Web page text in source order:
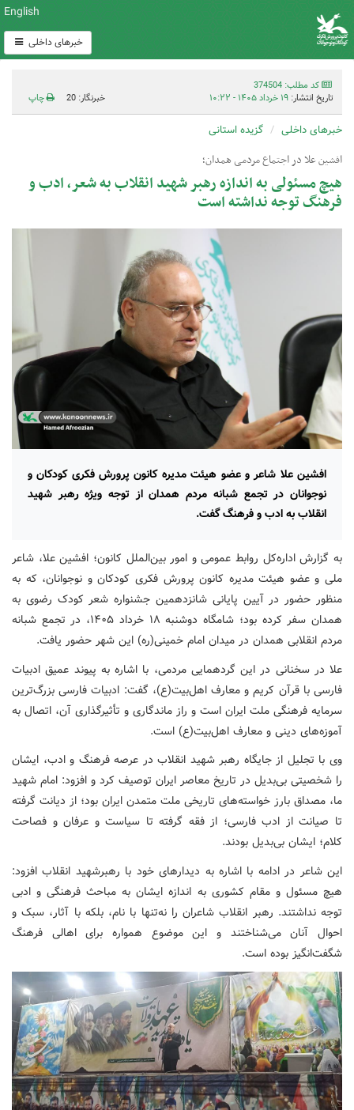
English
خبرهای داخلی
کد مطلب: 374504
تاریخ انتشار: ۱۹ خرداد ۱۴۰۵ - ۱۰:۲۲ خبرنگار: 20 چاپ
خبرهای داخلی گزیده استانی
افشین علا در اجتماع مردمی همدان؛
هیچ مسئولی به اندازه رهبر شهید انقلاب به شعر، ادب و
فرهنگ توجه نداشته است
افشین علا شاعر و عضو هیئت مدیره کانون پرورش فکری کودکان و
نوجوانان در تجمع شبانه مردم همدان از توجه ویژه رهبر شهید
انقلاب به ادب و فرهنگ گفت.
به گزارش اداره‌کل روابط عمومی و امور بین‌الملل کانون؛‌ افشین علا، شاعر
ملی و عضو هیئت مدیره کانون پرورش فکری کودکان و نوجوانان، که به
منظور حضور در آیین پایانی شانزدهمین جشنواره شعر کودک رضوی به
همدان سفر کرده بود؛ شامگاه دوشنبه ۱۸ خرداد ۱۴۰۵، در تجمع شبانه
مردم انقلابی همدان در میدان امام خمینی(ره) این شهر حضور یافت.
علا در سخنانی در این گردهمایی مردمی،‌ با اشاره به پیوند عمیق ادبیات
فارسی با قرآن کریم و معارف اهل‌بیت(ع)، گفت: ادبیات فارسی بزرگ‌ترین
سرمایه فرهنگی ملت ایران است و راز ماندگاری و تأثیرگذاری آن، اتصال به
آموزه‌های دینی و معارف اهل‌بیت(ع) است.
وی با تجلیل از جایگاه رهبر شهید انقلاب در عرصه فرهنگ و ادب، ایشان
را شخصیتی بی‌بدیل در تاریخ معاصر ایران توصیف کرد و افزود: امام شهید
ما،‌ مصداق بارز خواسته‌های تاریخی ملت متمدن ایران بود؛ از دیانت گرفته
تا صیانت از ادب فارسی؛ از فقه گرفته تا سیاست و عرفان و فصاحت
کلام؛ ایشان بی‌بدیل بودند.
این شاعر در ادامه با اشاره به دیدارهای خود با رهبرشهید انقلاب افزود:
هیچ مسئول و مقام کشوری به اندازه ایشان به مباحث فرهنگی و ادبی
توجه نداشتند. رهبر انقلاب شاعران را نه‌تنها با نام، بلکه با آثار، سبک و
احوال آنان می‌شناختند و این موضوع همواره برای اهالی فرهنگ
شگفت‌انگیز بوده است.